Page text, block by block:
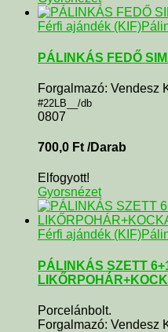
Férfi ajándék (KIF)
PÁLINKÁS FEDŐ
Forgalmazó: Vendesz
#22LB__/db
0807
700,0 Ft /Darab
Elfogyott!
Gyorsnézet
Férfi ajándék (KIF)
PÁLINKÁS SZETT
Porcelánbolt.
Forgalmazó: Vendesz